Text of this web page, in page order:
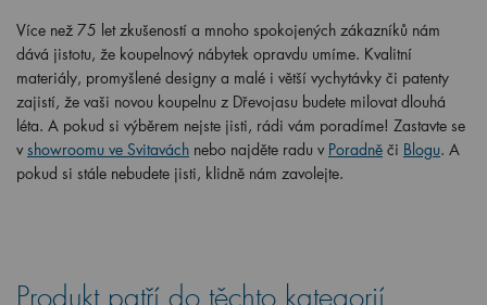
Více než 75 let zkušeností a mnoho spokojených zákazníků nám
dává jistotu, že koupelnový nábytek opravdu umíme. Kvalitní
materiály, promyšlené designy a malé i větší vychytávky či patenty
zajistí, že vaši novou koupelnu z Dřevojasu budete milovat dlouhá
léta. A pokud si výběrem nejste jisti, rádi vám poradíme! Zastavte se
v showroomu ve Svitavách nebo najděte radu v Poradně či Blogu. A
pokud si stále nebudete jisti, klidně nám zavolejte.